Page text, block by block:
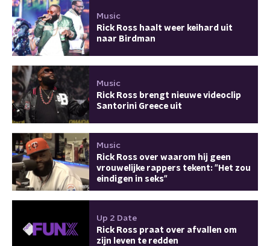
Music
Rick Ross haalt weer keihard uit
naar Birdman
Music
Rick Ross brengt nieuwe videoclip
Santorini Greece uit
Music
Rick Ross over waarom hij geen
vrouwelijke rappers tekent: "Het zou
eindigen in seks"
Up 2 Date
Rick Ross praat over afvallen om
zijn leven te redden